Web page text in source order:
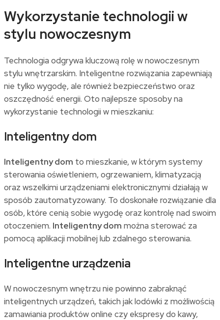
Wykorzystanie technologii w
stylu nowoczesnym
Technologia odgrywa kluczową rolę w nowoczesnym
stylu wnętrzarskim. Inteligentne rozwiązania zapewniają
nie tylko wygodę, ale również bezpieczeństwo oraz
oszczędność energii. Oto najlepsze sposoby na
wykorzystanie technologii w mieszkaniu:
Inteligentny dom
Inteligentny dom to mieszkanie, w którym systemy
sterowania oświetleniem, ogrzewaniem, klimatyzacją
oraz wszelkimi urządzeniami elektronicznymi działają w
sposób zautomatyzowany. To doskonałe rozwiązanie dla
osób, które cenią sobie wygodę oraz kontrolę nad swoim
otoczeniem. Inteligentny dom można sterować za
pomocą aplikacji mobilnej lub zdalnego sterowania.
Inteligentne urządzenia
W nowoczesnym wnętrzu nie powinno zabraknąć
inteligentnych urządzeń, takich jak lodówki z możliwością
zamawiania produktów online czy ekspresy do kawy,